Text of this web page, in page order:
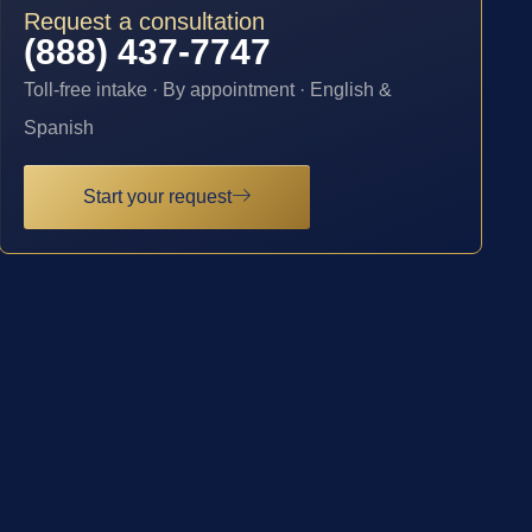
Request a consultation
(888) 437-7747
Toll-free intake · By appointment · English &
Spanish
Start your request